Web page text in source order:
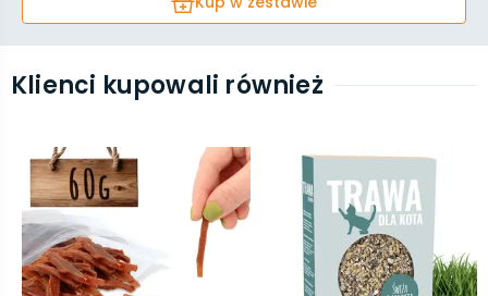
Klienci kupowali również